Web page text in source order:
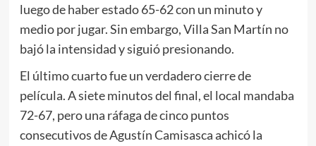
luego de haber estado 65-62 con un minuto y
medio por jugar. Sin embargo, Villa San Martín no
bajó la intensidad y siguió presionando.
El último cuarto fue un verdadero cierre de
película. A siete minutos del final, el local mandaba
72-67, pero una ráfaga de cinco puntos
consecutivos de Agustín Camisasca achicó la